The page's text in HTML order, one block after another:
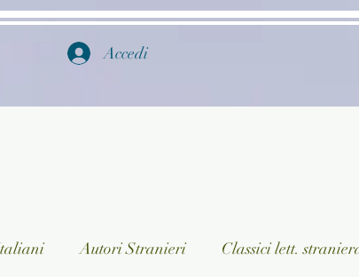
Accedi
Autori Stranieri Classici lett.